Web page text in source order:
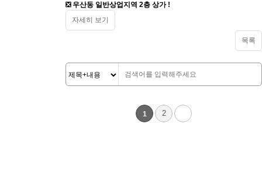
❎ 우산동 일반상업지역 2층 상가 !
자세히 보기
목록
1 2